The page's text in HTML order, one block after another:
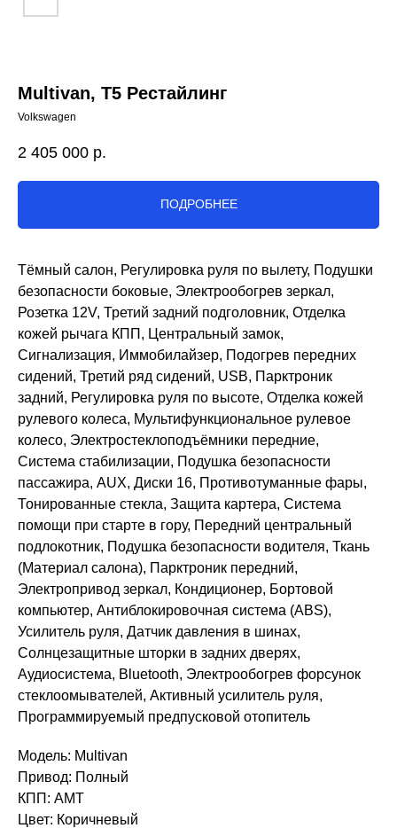
Multivan, T5 Рестайлинг
Volkswagen
2 405 000 р.
ПОДРОБНЕЕ
Тёмный салон, Регулировка руля по вылету, Подушки
безопасности боковые, Электрообогрев зеркал,
Розетка 12V, Третий задний подголовник, Отделка
кожей рычага КПП, Центральный замок,
Сигнализация, Иммобилайзер, Подогрев передних
сидений, Третий ряд сидений, USB, Парктроник
задний, Регулировка руля по высоте, Отделка кожей
рулевого колеса, Мультифункциональное рулевое
колесо, Электростеклоподъёмники передние,
Система стабилизации, Подушка безопасности
пассажира, AUX, Диски 16, Противотуманные фары,
Тонированные стекла, Защита картера, Система
помощи при старте в гору, Передний центральный
подлокотник, Подушка безопасности водителя, Ткань
(Материал салона), Парктроник передний,
Электропривод зеркал, Кондиционер, Бортовой
компьютер, Антиблокировочная система (ABS),
Усилитель руля, Датчик давления в шинах,
Солнцезащитные шторки в задних дверях,
Аудиосистема, Bluetooth, Электрообогрев форсунок
стеклоомывателей, Активный усилитель руля,
Программируемый предпусковой отопитель
Модель: Multivan
Привод: Полный
КПП: AMT
Цвет: Коричневый